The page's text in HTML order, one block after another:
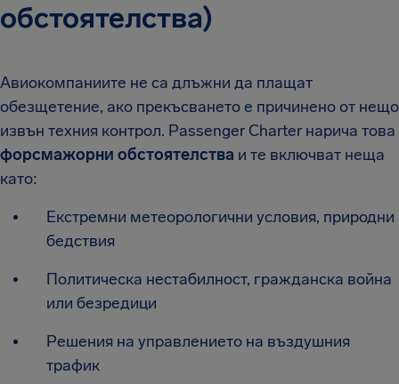
обстоятелства)
Авиокомпаниите не са длъжни да плащат
обезщетение, ако прекъсването е причинено от нещо
извън техния контрол. Passenger Charter нарича това
форсмажорни обстоятелства и те включват неща
като:
Екстремни метеорологични условия, природни
бедствия
Политическа нестабилност, гражданска война
или безредици
Решения на управлението на въздушния
трафик